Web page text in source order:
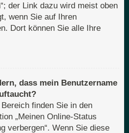
der Link dazu wird meist oben
wenn Sie auf Ihren
Dort können Sie alle Ihre
dass mein Benutzername
finden Sie in den
„Meinen Online-Status
verbergen“. Wenn Sie diese